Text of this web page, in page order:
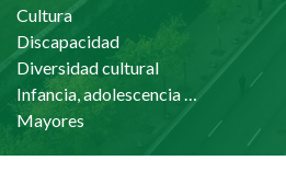
Cultura
Discapacidad
Diversidad cultural
Mayores